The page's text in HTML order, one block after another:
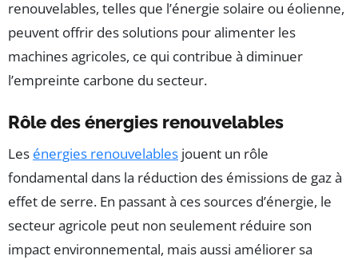
renouvelables, telles que l’énergie solaire ou éolienne,
peuvent offrir des solutions pour alimenter les
machines agricoles, ce qui contribue à diminuer
l’empreinte carbone du secteur.
Rôle des énergies renouvelables
Les énergies renouvelables jouent un rôle
fondamental dans la réduction des émissions de gaz à
effet de serre. En passant à ces sources d’énergie, le
secteur agricole peut non seulement réduire son
impact environnemental, mais aussi améliorer sa